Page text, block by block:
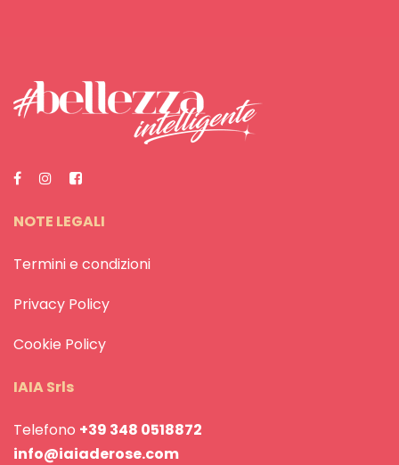
NOTE LEGALI
Termini e condizioni
Privacy Policy
Cookie Policy
IAIA Srls
Telefono +39 348 0518872
info@iaiaderose.com